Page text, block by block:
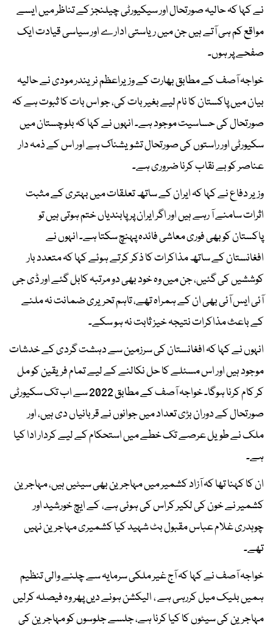
نے کہا کہ حالیہ صورتحال اور سیکیورٹی چیلنجز کے تناظر میں ایسے
مواقع کم ہی آتے ہیں جن میں ریاستی ادارے اور سیاسی قیادت ایک
صفحے پر ہوں۔
خواجہ آصف کے مطابق بھارت کے وزیراعظم نریندر مودی نے حالیہ
بیان میں پاکستان کا نام لیے بغیر بات کی، جو اس بات کا ثبوت ہے کہ
صورتحال کی حساسیت موجود ہے۔ انہوں نے کہا کہ بلوچستان میں
سکیورٹی اور راستوں کی صورتحال تشویشناک ہے اور اس کے ذمہ دار
عناصر کو بے نقاب کرنا ضروری ہے۔
وزیر دفاع نے کہا کہ ایران کے ساتھ تعلقات میں بہتری کے مثبت
اثرات سامنے آ رہے ہیں اور اگر ایران پر پابندیاں ختم ہوتی ہیں تو
پاکستان کو بھی فوری معاشی فائدہ پہنچ سکتا ہے۔ انہوں نے
افغانستان کے ساتھ مذاکرات کا ذکر کرتے ہوئے کہا کہ متعدد بار
کوششیں کی گئیں، جن میں وہ خود بھی دو مرتبہ کابل گئے اور ڈی جی
آئی ایس آئی بھی ان کے ہمراہ تھے، تاہم تحریری ضمانت نہ ملنے
کے باعث مذاکرات نتیجہ خیز ثابت نہ ہو سکے۔
انہوں نے کہا کہ افغانستان کی سرزمین سے دہشت گردی کے خدشات
موجود ہیں اور اس مسئلے کا حل نکالنے کے لیے تمام فریقین کو مل
کر کام کرنا ہوگا۔ خواجہ آصف کے مطابق 2022 سے اب تک سکیورٹی
صورتحال کے دوران بڑی تعداد میں جوانوں نے قربانیاں دی ہیں، اور
ملک نے طویل عرصے تک خطے میں استحکام کے لیے کردار ادا کیا
ہے۔
ان کا کہنا تھا کہ آزاد کشمیر میں مہاجرین بھی سیٹیں ہیں، مہاجرین
کشمیر نے خون کی لکیر کراس کی ہوئی ہے، کے ایچ خورشید اور
چوہدری غلام عباس مقبول بٹ شہید کیا کشمیری مہاجرین نہیں
تھے۔
خواجہ آصف نے کہا کہ آج غیر ملکی سرمایہ سے چلنے والی تنظیم
ہمیں بلیک میل کررہی ہے ، الیکشن ہونے دیں پھر وہ فیصلہ کرلیں
مہاجرین کی سیٹوں کا کیا کرنا ہے، جلسے جلوسوں کو مہاجرین کی